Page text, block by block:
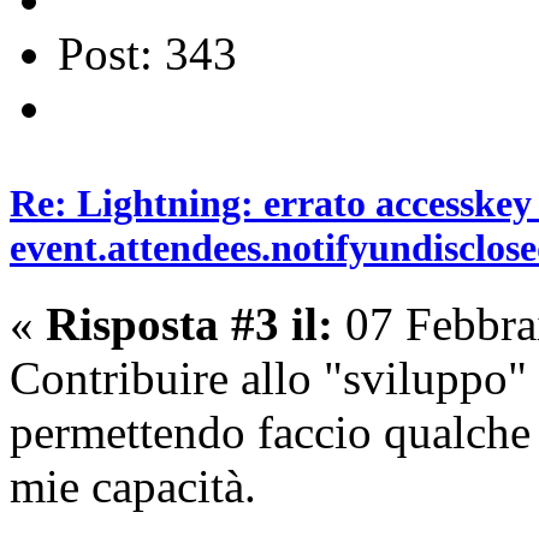
Post: 343
Re: Lightning: errato
« Risposta #3 il: 07
Contribuire allo "sviluppo"
permettendo faccio
mie capacità.